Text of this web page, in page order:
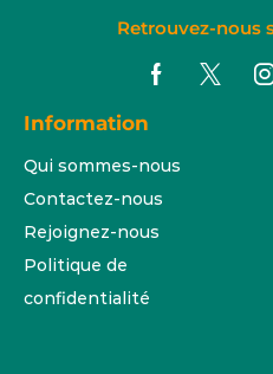
Retrouvez-nous
Information
Qui sommes-nous
Contactez-nous
Rejoignez-nous
Politique de
confidentialité